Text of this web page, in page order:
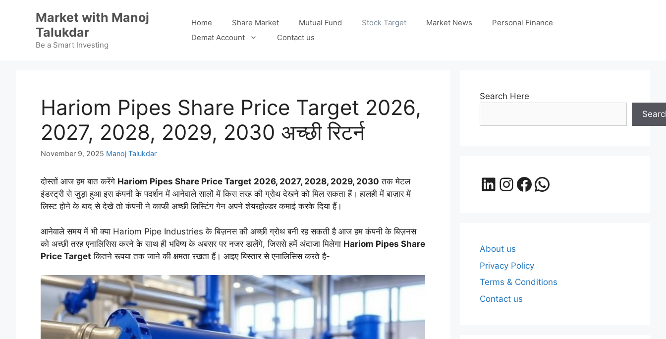
Market with Manoj
Talukdar
Be a Smart Investing
Home Share Market Mutual Fund Stock Target Market News
Personal Finance
Demat Account
Contact us
Hariom Pipes Share Price Target 2026,
2027, 2028, 2029, 2030 अच्छी रिटर्न
November 9, 2025 Manoj Talukdar
दोस्तों आज हम बात करेंगे Hariom Pipes Share Price Target 2026, 2027, 2028, 2029, 2030 तक मेटल
इंडस्ट्री से जुड़ा हुआ इस कंपनी के पदर्शन में आनेवाले सालों में किस तरह की ग्रोथ देखने को मिल सकता हैं। हालही में बाज़ार में
लिस्ट होने के बाद से देखे तो कंपनी ने काफी अच्छी लिस्टिंग गेन अपने शेयरहोल्डर कमाई करके दिया हैं।
आनेवाले समय में भी क्या Hariom Pipe Industries के बिज़नस की अच्छी ग्रोथ बनी रह सकती है आज हम कंपनी के बिज़नस
को अच्छी तरह एनालिसिस करने के साथ ही भविष्य के अबसर पर नजर डालेंगे, जिससे हमें अंदाजा मिलेगा Hariom Pipes Share
Price Target कितने रूपया तक जाने की क्षमता रखता हैं। आइए बिस्तार से एनालिसिस करते है-
Search Here
LinkedIn
Instagram
Facebook
WhatsApp
About us
Privacy Policy
Terms & Conditions
Contact us